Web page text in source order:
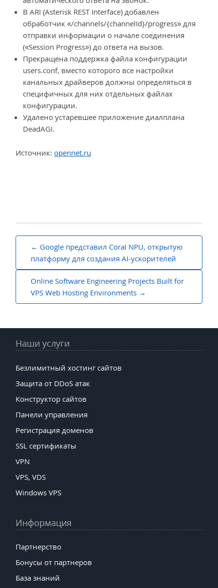
В ARI (Asterisk REST Interface) добавлен
обработчик «/channels/{channelId}/progress» для
отправки информации о начале соединения
(«Session Progress») до ответа на вызов.
Прекращена поддержка файла конфигурации
users.conf, вместо которого все настройки
канальных драйверов должны определяться в
специфичных для них отдельных файлах
конфигурации.
Удалено устаревшее приложение диалплана
DeadAGI.
Источник: opennet.ru
Навигация
записям
Google представил Coral NPU, открытую
платформу для создания AI-ускорителей
Online Software Engineering Projects Built for
VPS Web Hosting Environments
Наши услуги
Безлимитный хостинг сайтов
Защита от DDoS атак
Конструктор сайтов
Панели управления
Регистрация доменов
SSL сертификаты
VPN
VPS, VDS
Windows VPS
Информация
Партнерство
Бонусы от партнеров
База знаний